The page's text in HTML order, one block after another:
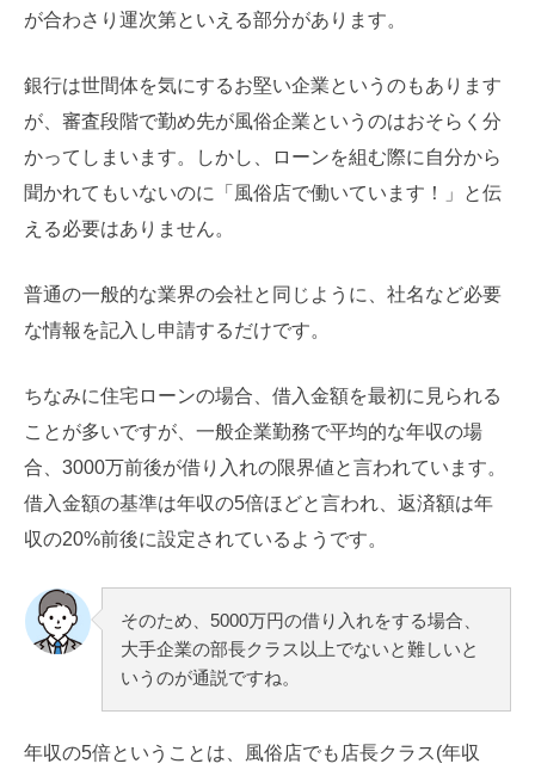
が合わさり運次第といえる部分があります。
銀行は世間体を気にするお堅い企業というのもあります
が、審査段階で勤め先が風俗企業というのはおそらく分
かってしまいます。しかし、ローンを組む際に自分から
聞かれてもいないのに「風俗店で働いています！」と伝
える必要はありません。
普通の一般的な業界の会社と同じように、社名など必要
な情報を記入し申請するだけです。
ちなみに住宅ローンの場合、借入金額を最初に見られる
ことが多いですが、一般企業勤務で平均的な年収の場
合、3000万前後が借り入れの限界値と言われています。
借入金額の基準は年収の5倍ほどと言われ、返済額は年
収の20%前後に設定されているようです。
そのため、5000万円の借り入れをする場合、
大手企業の部長クラス以上でないと難しいと
いうのが通説ですね。
年収の5倍ということは、風俗店でも店長クラス(年収